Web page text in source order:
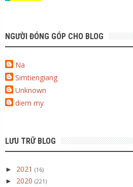
NGƯỜI ĐÓNG GÓP CHO BLOG
Na
Simtiengiang
Unknown
diem my
LƯU TRỮ BLOG
► 2021 (16)
► 2020 (221)